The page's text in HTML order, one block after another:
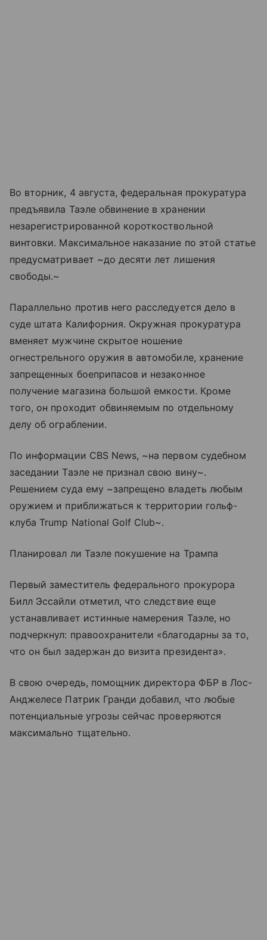
Во вторник, 4 августа, федеральная прокуратура
предъявила Таэле обвинение в хранении
незарегистрированной короткоствольной
винтовки. Максимальное наказание по этой статье
предусматривает ~до десяти лет лишения
свободы.~
Параллельно против него расследуется дело в
суде штата Калифорния. Окружная прокуратура
вменяет мужчине скрытое ношение
огнестрельного оружия в автомобиле, хранение
запрещенных боеприпасов и незаконное
получение магазина большой емкости. Кроме
того, он проходит обвиняемым по отдельному
делу об ограблении.
По информации CBS News, ~на первом судебном
заседании Таэле не признал свою вину~.
Решением суда ему ~запрещено владеть любым
оружием и приближаться к территории гольф-
клуба Trump National Golf Club~.
Планировал ли Таэле покушение на Трампа
Первый заместитель федерального прокурора
Билл Эссайли отметил, что следствие еще
устанавливает истинные намерения Таэле, но
подчеркнул: правоохранители «благодарны за то,
что он был задержан до визита президента».
В свою очередь, помощник директора ФБР в Лос-
Анджелесе Патрик Гранди добавил, что любые
потенциальные угрозы сейчас проверяются
максимально тщательно.